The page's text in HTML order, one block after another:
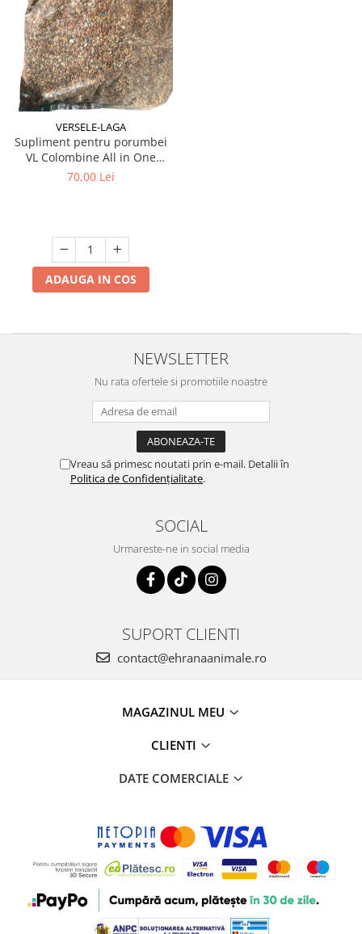
VERSELE-LAGA
Supliment pentru porumbei
VL Colombine All in One
Mineral 4 kg
70,00 Lei
ADAUGA IN COS
NEWSLETTER
Nu rata ofertele si promotiile noastre
Vreau să primesc noutati prin e-mail. Detalii în
Politica de Confidențialitate.
SOCIAL
Urmareste-ne in social media
SUPORT CLIENTI
contact@ehranaanimale.ro
MAGAZINUL MEU
CLIENTI
DATE COMERCIALE